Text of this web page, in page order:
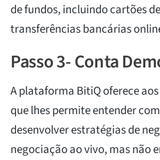
de fundos, incluindo cartões
transferências bancárias
Passo 3- Conta
A plataforma BitiQ oferece
que lhes permite entender
desenvolver estratégias de
negociação ao vivo, mas não